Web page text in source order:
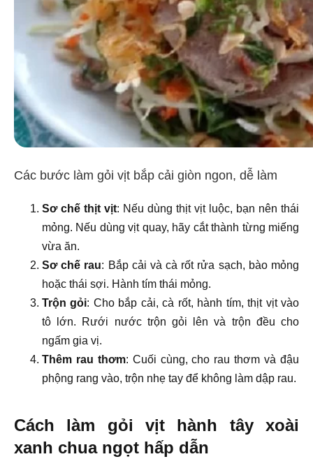
Các bước làm gỏi vịt bắp cải giòn ngon, dễ làm
Sơ chế thịt vịt: Nếu dùng thịt vịt luộc, bạn nên thái
mỏng. Nếu dùng vịt quay, hãy cắt thành từng miếng
vừa ăn.
Sơ chế rau: Bắp cải và cà rốt rửa sạch, bào mỏng
hoặc thái sợi. Hành tím thái mỏng.
Trộn gỏi: Cho bắp cải, cà rốt, hành tím, thịt vịt vào
tô lớn. Rưới nước trộn gỏi lên và trộn đều cho
ngấm gia vị.
Thêm rau thơm: Cuối cùng, cho rau thơm và đậu
phộng rang vào, trộn nhẹ tay để không làm dập rau.
Cách làm gỏi vịt hành tây xoài
xanh chua ngọt hấp dẫn